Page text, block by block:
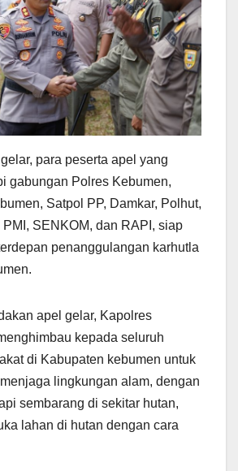
para peserta apel yang
gabungan Polres Kebumen,
Satpol PP, Damkar, Polhut,
PMI, SENKOM, dan RAPI, siap
penanggulangan karhutla
apel gelar, Kapolres
kepada seluruh
di Kabupaten kebumen untuk
lingkungan alam, dengan
sembarang di sekitar hutan,
lahan di hutan dengan cara